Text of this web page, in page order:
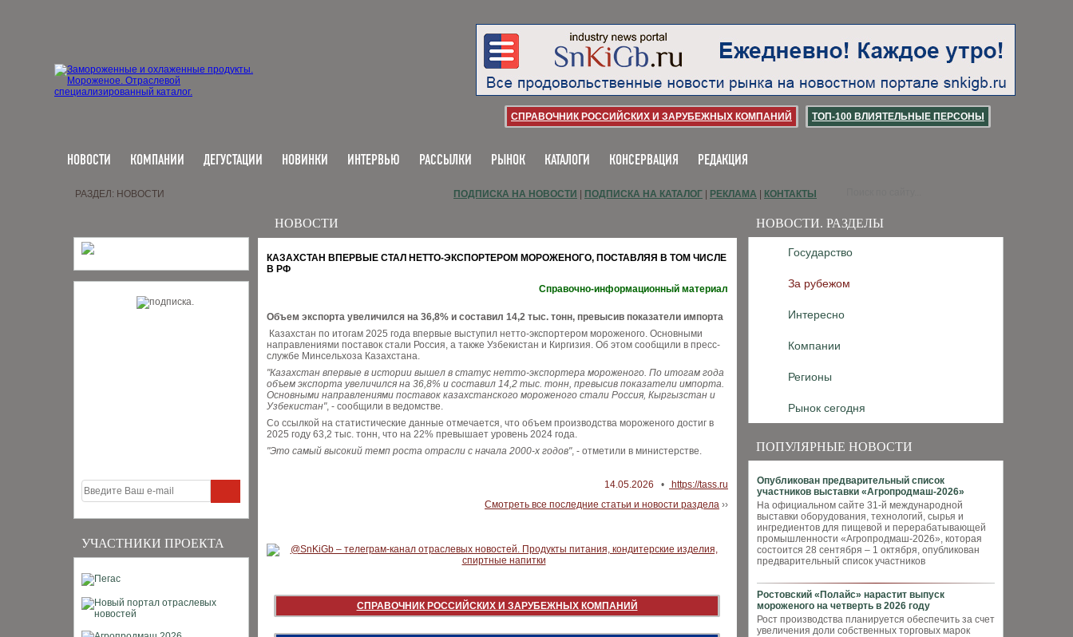
СПРАВОЧНИК РОССИЙСКИХ И ЗАРУБЕЖНЫХ КОМПАНИЙ ТОП-100 ВЛИЯТЕЛЬНЫЕ ПЕРСОНЫ
НОВОСТИ КОМПАНИИ ДЕГУСТАЦИИ НОВИНКИ ИНТЕРВЬЮ РАССЫЛКИ РЫНОК КАТАЛОГИ КОНСЕРВАЦИЯ РЕДАКЦИЯ
УЧАСТНИКИ ПРОЕКТА
НОВОСТИ. РАЗДЕЛЫ
Государство
За рубежом
Интересно
Компании
Регионы
Рынок сегодня
ПОПУЛЯРНЫЕ НОВОСТИ
Опубликован предварительный список
участников выставки «Агропродмаш-2026»
На официальном сайте 31-й международной
выставки оборудования, технологий, сырья и
ингредиентов для пищевой и перерабатывающей
промышленности «Агропродмаш-2026», которая
состоится 28 сентября – 1 октября, опубликован
предварительный список участников
Ростовский «Полайс» нарастит выпуск
мороженого на четверть в 2026 году
Рост производства планируется обеспечить за счет
увеличения доли собственных торговых марок
РАЗДЕЛ: НОВОСТИ ПОДПИСКА НА НОВОСТИ ПОДПИСКА НА КАТАЛОГ РЕКЛАМА КОНТАКТЫ
НОВОСТИ
КАЗАХСТАН ВПЕРВЫЕ СТАЛ НЕТТО-ЭКСПОРТЕРОМ МОРОЖЕНОГО, ПОСТАВЛЯЯ В ТОМ ЧИСЛЕ
В РФ
Справочно-информационный материал
Объем экспорта увеличился на 36,8% и составил 14,2 тыс. тонн, превысив показатели импорта
Казахстан по итогам 2025 года впервые выступил нетто-экспортером мороженого. Основными
направлениями поставок стали Россия, а также Узбекистан и Киргизия. Об этом сообщили в пресс-
службе Минсельхоза Казахстана.
"Казахстан впервые в истории вышел в статус нетто-экспортера мороженого. По итогам года
объем экспорта увеличился на 36,8% и составил 14,2 тыс. тонн, превысив показатели импорта.
Основными направлениями поставок казахстанского мороженого стали Россия, Кыргызстан и
Узбекистан", - сообщили в ведомстве.
Со ссылкой на статистические данные отмечается, что объем производства мороженого достиг в
2025 году 63,2 тыс. тонн, что на 22% превышает уровень 2024 года.
"Это самый высокий темп роста отрасли с начала 2000-х годов", - отметили в министерстве.
14.05.2026 •
https://tass.ru
Смотреть все последние статьи и новости раздела ››
СПРАВОЧНИК РОССИЙСКИХ И ЗАРУБЕЖНЫХ КОМПАНИЙ